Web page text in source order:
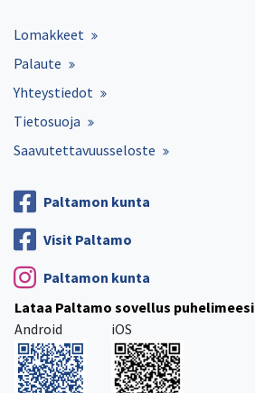
Lomakkeet
Palaute
Yhteystiedot
Tietosuoja
Saavutettavuusseloste
Paltamon kunta
Visit Paltamo
Paltamon kunta
Lataa Paltamo sovellus puhelimeesi
Android
iOS